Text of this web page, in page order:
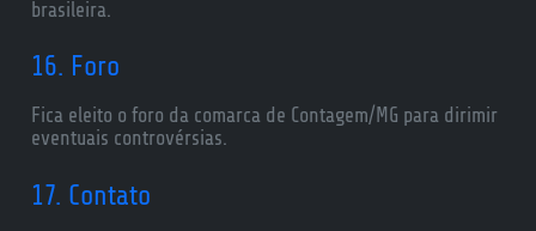
brasileira.
16. Foro
Fica eleito o foro da comarca de Contagem/MG para dirimir
eventuais controvérsias.
17. Contato